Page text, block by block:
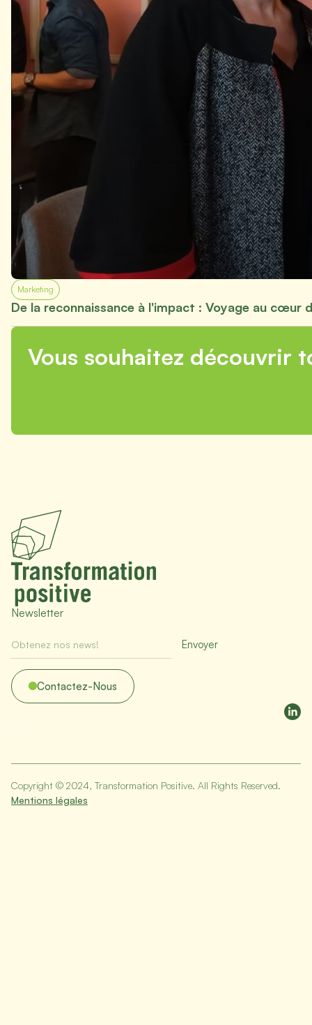
Marketing
De la reconnaissance à l'impact : Voyage au cœur
Vous souhaitez découvrir
Newsletter
Contactez-Nous
Copyright © 2024, Transformation Positive. All Rights Reserved.
Mentions légales